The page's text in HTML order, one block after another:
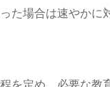
た場合は速やかに